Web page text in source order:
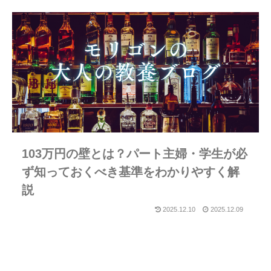
103万円の壁とは？パート主婦・学生が必
ず知っておくべき基準をわかりやすく解
説
2025.12.10 2025.12.09